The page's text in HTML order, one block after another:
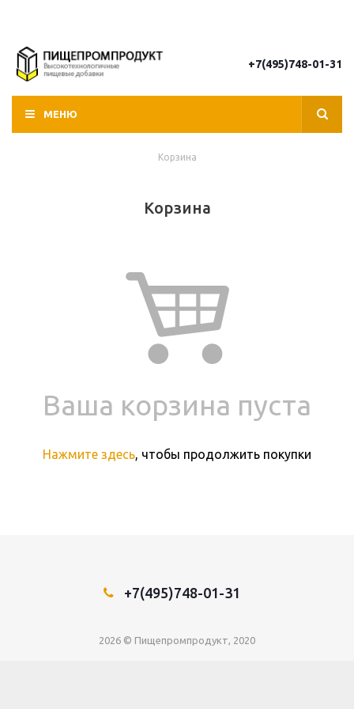
+7(495)748-01-31
МЕНЮ
Корзина
Корзина
Ваша корзина пуста
Нажмите здесь, чтобы продолжить покупки
+7(495)748-01-31
2026 © Пищепромпродукт, 2020